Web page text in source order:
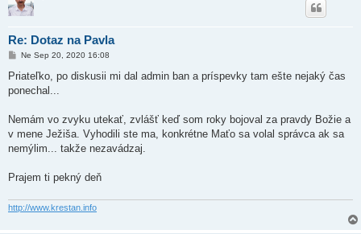
Re: Dotaz na Pavla
P
í
p
o
k
Ne Sep 20, 2020 16:08
Priateľko, po diskusii mi dal admin ban a príspevky tam ešte nejaký čas
ponechal...
Nemám vo zvyku utekať, zvlášť keď som roky bojoval za pravdy Božie a
v mene Ježiša. Vyhodili ste ma, konkrétne Maťo sa volal správca ak sa
nemýlim... takže nezavádzaj.
Prajem ti pekný deň
http://www.krestan.info